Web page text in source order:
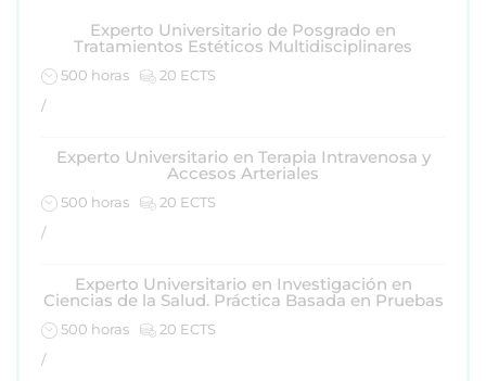
Experto Universitario de Posgrado en
Tratamientos Estéticos Multidisciplinares
500 horas
20 ECTS
/
Experto Universitario en Terapia Intravenosa y
Accesos Arteriales
500 horas
20 ECTS
/
Experto Universitario en Investigación en
Ciencias de la Salud. Práctica Basada en Pruebas
500 horas
20 ECTS
/